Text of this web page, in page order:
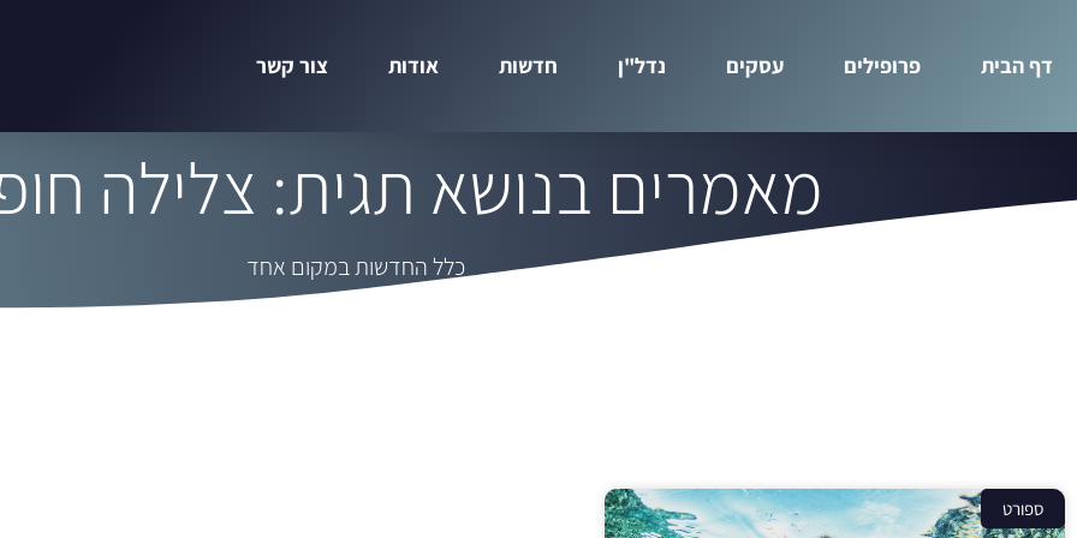
דף הבית פרופילים עסקים נדל"ן חדשות אודות צור קשר
מאמרים בנושא תגית: צלילה
כלל החדשות במקום אחד
ספורט